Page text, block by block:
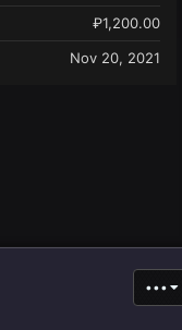
₽1,200.00
Nov 20, 2021
•••